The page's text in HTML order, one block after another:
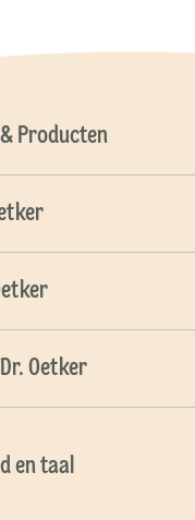
Producten
Oetker
en taal